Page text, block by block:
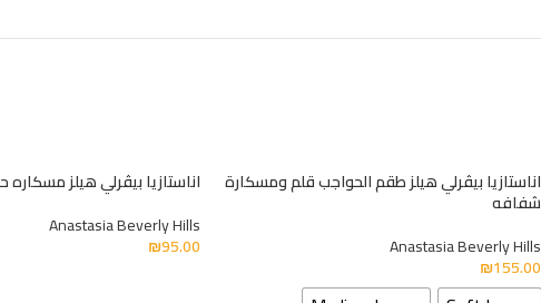
اناستازيا بيڤرلي هيلز طقم الحواجب قلم ومسكارة
شفافه
Anastasia Beverly Hills
₪155.00
اناستازيا بيڤرلي هيلز
Anastasia Beverly Hills
₪95.00